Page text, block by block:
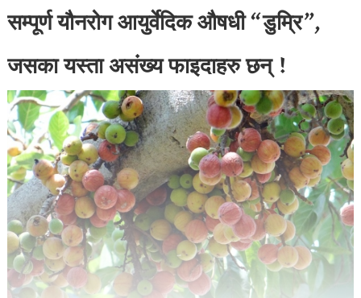
सम्पूर्ण यौनरोग आयुर्वेदिक औषधी “डुम्रि”,
जसका यस्ता असंख्य फाइदाहरु छन् !